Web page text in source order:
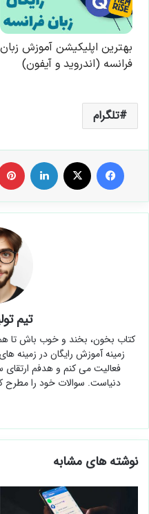
تلگرام
فیس بوک لینکدین
تیم
کتاب بخون، بخند و خوب باش تا
زمینه آموزش رایگان در زمینه
فعالیت می کنم و هدفم
دنیاست. سوالات خود را مطرح
نوشته های مشابه